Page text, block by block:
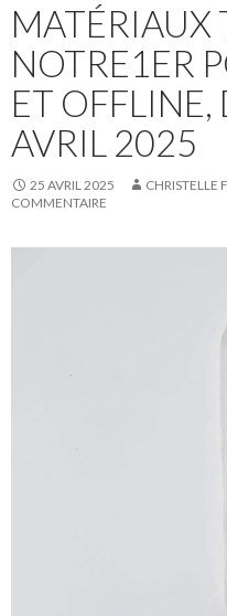
MATÉRIAUX
NOTRE1ER
ET
AVRIL 2025
25 AVRIL 2025 CHRISTELLE
COMMENTAIRE